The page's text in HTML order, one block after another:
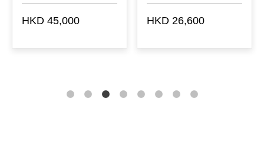
HKD 45,000 HKD 26,600